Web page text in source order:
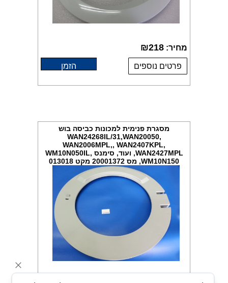
מחיר: ₪218
פרטים נוספים הזמן
מסגרת פנימית למכונות כביסה בוש
WAN24268IL/31,WAN20050,
WAN2006MPL,, WAN2407KPL,
WAN2427MPL, ועוד, סימנס WM10N050IL,
WM10N150, מס 20001372 מקט 013018